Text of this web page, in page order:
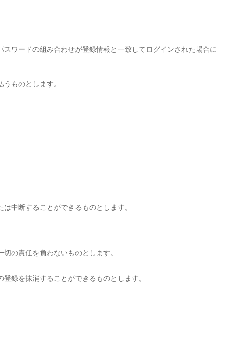
ワードの組み合わせが登録情報と一致してログインされた場合に
ものとします。
中断することができるものとします。
の責任を負わないものとします。
録を抹消することができるものとします。